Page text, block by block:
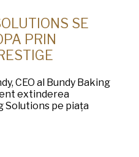
SE
PRIN
CEO al Bundy Baking
extinderea
Solutions pe piața